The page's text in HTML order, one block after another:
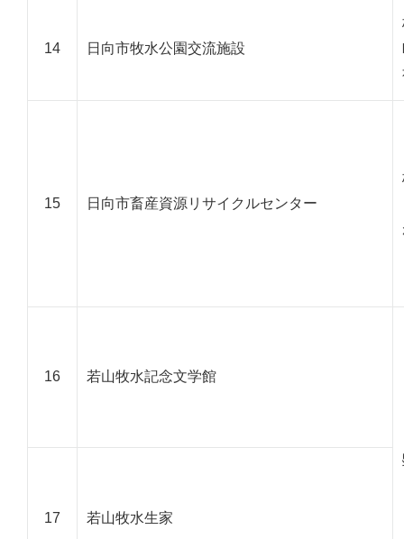
14 日向市牧水公園交流施設
15 日向市畜産資源リサイクルセンター
16 若山牧水記念文学館
17 若山牧水生家